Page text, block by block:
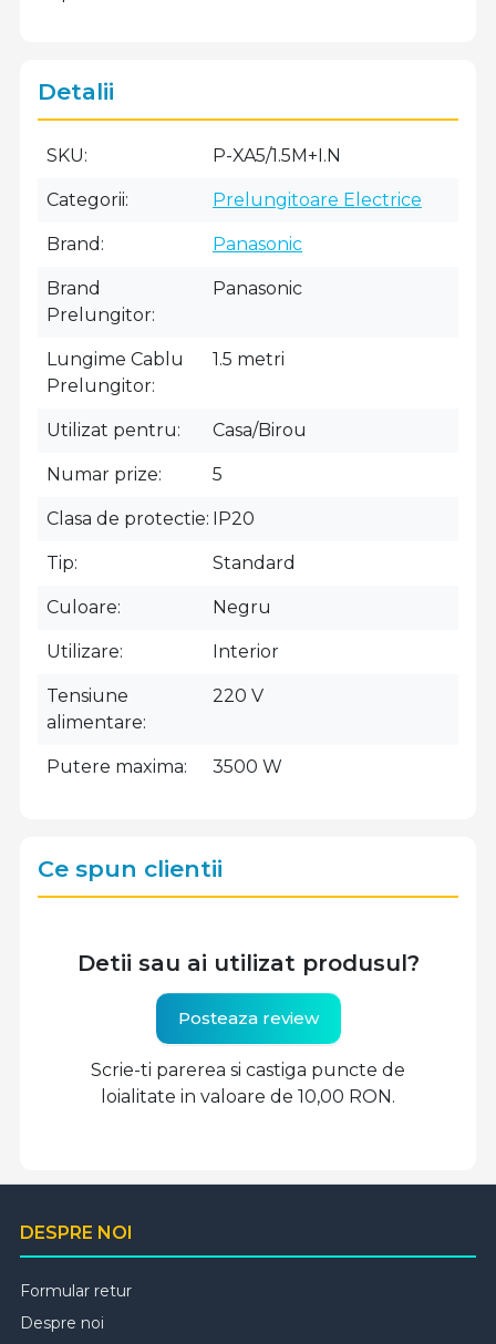
Detalii
SKU P-XA5/1.5M+I.N
Categorii Prelungitoare Electrice
Brand Panasonic
Brand
Prelungitor
Panasonic
Lungime Cablu
Prelungitor
1.5 metri
Utilizat pentru Casa/Birou
Numar prize 5
Clasa de protectie IP20
Tip Standard
Culoare Negru
Utilizare Interior
Tensiune
alimentare
220 V
Putere maxima 3500 W
Ce spun clientii
Detii sau ai utilizat produsul?
Posteaza review
Scrie-ti parerea si castiga puncte de
loialitate in valoare de 10,00 RON.
DESPRE NOI
Formular retur
Despre noi